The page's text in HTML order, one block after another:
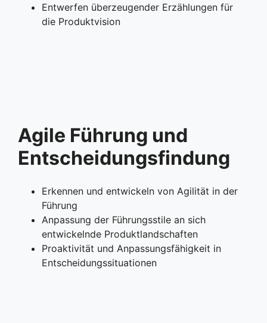
Entwerfen überzeugender Erzählungen für
die Produktvision
Agile Führung und
Entscheidungsfindung
Erkennen und entwickeln von Agilität in der
Führung
Anpassung der Führungsstile an sich
entwickelnde Produktlandschaften
Proaktivität und Anpassungsfähigkeit in
Entscheidungssituationen